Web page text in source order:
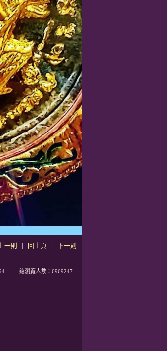
上一則 回上頁 下一則
總瀏覽人數： 6969247